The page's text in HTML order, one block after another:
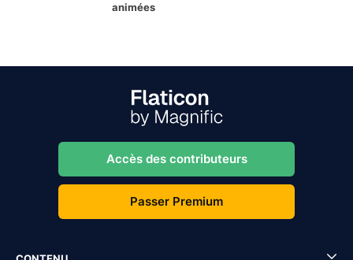
animées
Accès des contributeurs
Passer Premium